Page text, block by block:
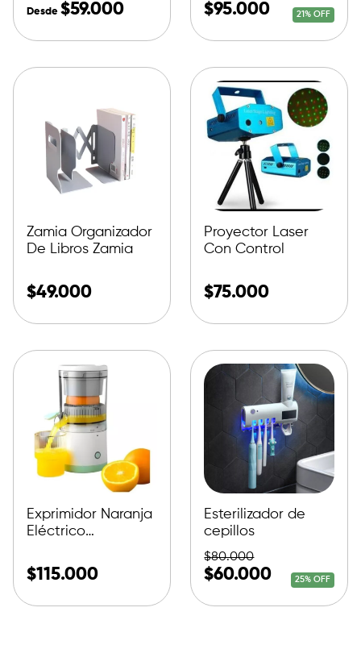
Desde $59.000 $95.000 21% OFF
Zamia Organizador
De Libros Zamia
$49.000
Proyector Laser
Con Control
$75.000
Exprimidor Naranja
Eléctrico
$115.000
Esterilizador de
cepillos
$80.000
$60.000 25% OFF